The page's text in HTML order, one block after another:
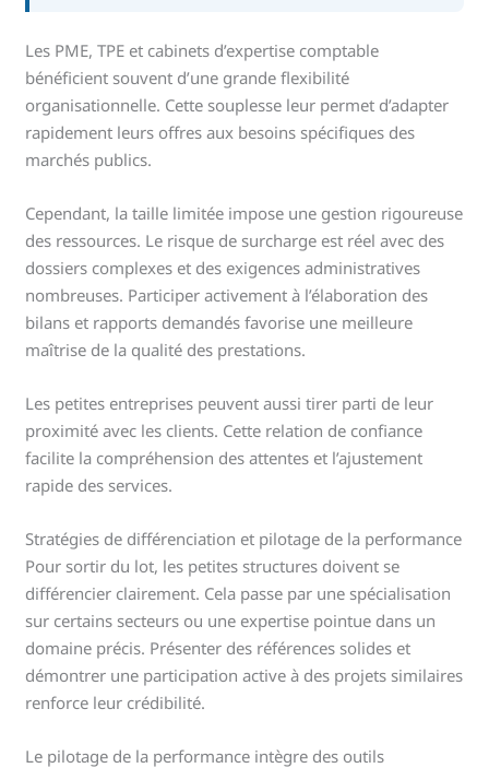
Les PME, TPE et cabinets d’expertise comptable
bénéficient souvent d’une grande flexibilité
organisationnelle. Cette souplesse leur permet d’adapter
rapidement leurs offres aux besoins spécifiques des
marchés publics.
Cependant, la taille limitée impose une gestion rigoureuse
des ressources. Le risque de surcharge est réel avec des
dossiers complexes et des exigences administratives
nombreuses. Participer activement à l’élaboration des
bilans et rapports demandés favorise une meilleure
maîtrise de la qualité des prestations.
Les petites entreprises peuvent aussi tirer parti de leur
proximité avec les clients. Cette relation de confiance
facilite la compréhension des attentes et l’ajustement
rapide des services.
Stratégies de différenciation et pilotage de la performance
Pour sortir du lot, les petites structures doivent se
différencier clairement. Cela passe par une spécialisation
sur certains secteurs ou une expertise pointue dans un
domaine précis. Présenter des références solides et
démontrer une participation active à des projets similaires
renforce leur crédibilité.
Le pilotage de la performance intègre des outils